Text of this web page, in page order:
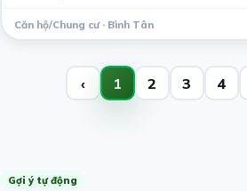
Căn hộ/Chung cư · Bình Tân
‹ 1 2 3 4
Gợi ý tự động